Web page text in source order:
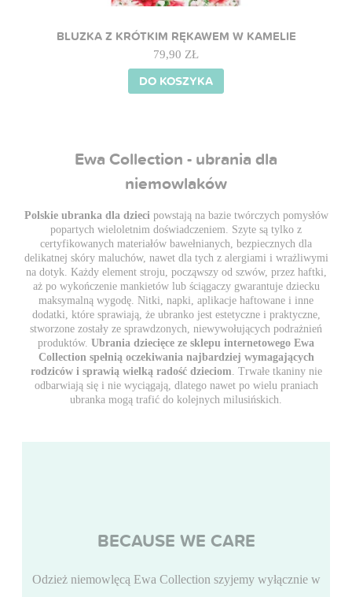
BLUZKA Z KRÓTKIM RĘKAWEM W KAMELIE
79,90 ZŁ
DO KOSZYKA
Ewa Collection - ubrania dla
niemowlaków
Polskie ubranka dla dziecipowstają na bazie twórczych pomysłów
popartych wieloletnim doświadczeniem. Szyte są tylko z
certyfikowanych materiałów bawełnianych, bezpiecznych dla
delikatnej skóry maluchów, nawet dla tych z alergiami i wrażliwymi
na dotyk. Każdy element stroju, począwszy od szwów, przez haftki,
aż po wykończenie mankietów lub ściągaczy gwarantuje dziecku
maksymalną wygodę. Nitki, napki, aplikacje haftowane i inne
dodatki, które sprawiają, że ubranko jest estetyczne i praktyczne,
stworzone zostały ze sprawdzonych, niewywołujących podrażnień
produktów. Ubrania dziecięce ze sklepu internetowego Ewa
Collection spełnią oczekiwania najbardziej wymagających
rodziców i sprawią wielką radość dzieciom. Trwałe tkaniny nie
odbarwiają się i nie wyciągają, dlatego nawet po wielu praniach
ubranka mogą trafić do kolejnych milusińskich.
BECAUSE WE CARE
Odzież niemowlęcą Ewa Collection szyjemy wyłącznie w